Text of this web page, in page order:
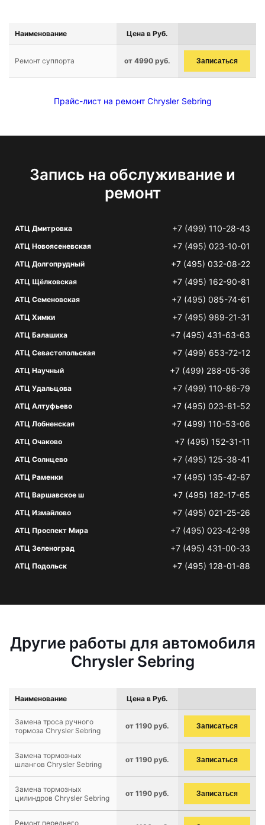
Наименование Цена в Руб.
Ремонт суппорта от 4990 руб. Записаться
Прайс-лист на ремонт Chrysler Sebring
Запись на обслуживание и
ремонт
АТЦ Дмитровка +7 (499) 110-28-43
АТЦ Новоясеневская +7 (495) 023-10-01
АТЦ Долгопрудный +7 (495) 032-08-22
АТЦ Щёлковская +7 (495) 162-90-81
АТЦ Семеновская +7 (495) 085-74-61
АТЦ Химки +7 (495) 989-21-31
АТЦ Балашиха +7 (495) 431-63-63
АТЦ Севастопольская +7 (499) 653-72-12
АТЦ Научный +7 (499) 288-05-36
АТЦ Удальцова +7 (499) 110-86-79
АТЦ Алтуфьево +7 (495) 023-81-52
АТЦ Лобненская +7 (499) 110-53-06
АТЦ Очаково +7 (495) 152-31-11
АТЦ Солнцево +7 (495) 125-38-41
АТЦ Раменки +7 (495) 135-42-87
АТЦ Варшавское ш +7 (495) 182-17-65
АТЦ Измайлово +7 (495) 021-25-26
АТЦ Проспект Мира +7 (495) 023-42-98
АТЦ Зеленоград +7 (495) 431-00-33
АТЦ Подольск +7 (495) 128-01-88
Другие работы для автомобиля
Chrysler Sebring
Наименование Цена в Руб.
Замена троса ручного
тормоза Chrysler Sebring
от 1190 руб. Записаться
Замена тормозных
шлангов Chrysler Sebring
от 1190 руб. Записаться
Замена тормозных
цилиндров Chrysler Sebring
от 1190 руб. Записаться
Ремонт переднего